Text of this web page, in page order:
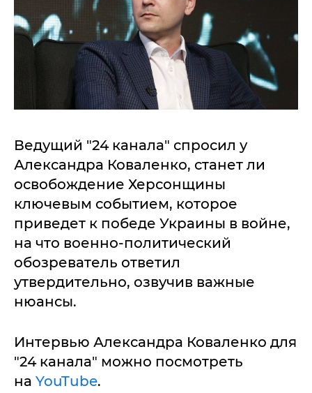
Ведущий "24 канала" спросил у
Александра Коваленко, станет ли
освобождение Херсонщины
ключевым событием, которое
приведет к победе Украины в войне,
на что военно-политический
обозреватель ответил
утвердительно, озвучив важные
нюансы.
Интервью Александра Коваленко для
"24 канала" можно посмотреть
на YouTube.